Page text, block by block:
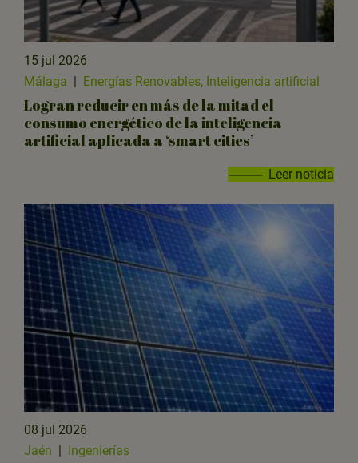
15 jul 2026
Málaga
Energías Renovables, Inteligencia artificial
Logran reducir en más de la mitad el
consumo energético de la inteligencia
artificial aplicada a ‘smart cities’
Leer noticia
08 jul 2026
Jaén | Ingenierías